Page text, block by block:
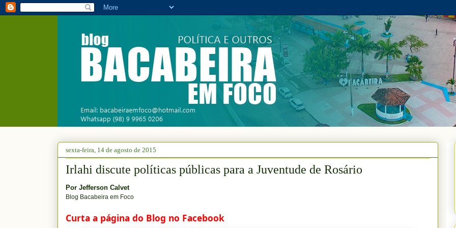
sexta-feira, 14 de agosto de 2015
Irlahi discute políticas públicas para a Juventude de Rosário
Por Jefferson Calvet
Blog Bacabeira em Foco
Curta a página do Blog no Facebook